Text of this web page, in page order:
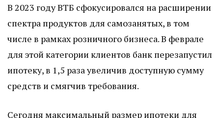
В 2023 году ВТБ сфокусировался на расширении
спектра продуктов для самозанятых, в том
числе в рамках розничного бизнеса. В феврале
для этой категории клиентов банк перезапустил
ипотеку, в 1,5 раза увеличив доступную сумму
средств и смягчив требования.
Сегодня максимальный размер ипотеки для